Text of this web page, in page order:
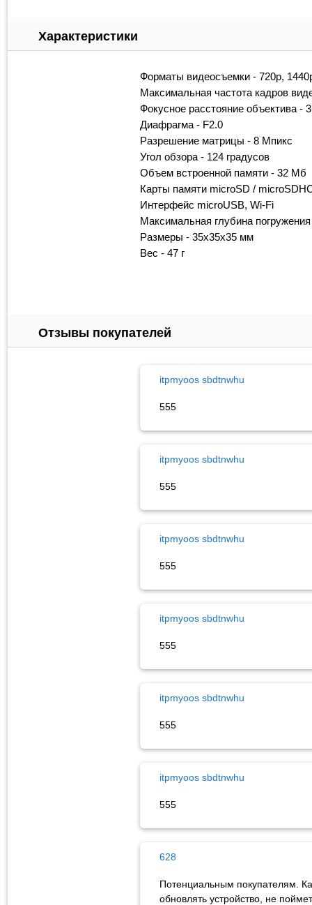
Характеристики
Форматы видеосъемки - 720p,
Максимальная частота кадров
Фокусное расстояние объектива -
Диафрагма - F2.0
Разрешение матрицы - 8 Мпикс
Угол обзора - 124 градусов
Объем встроенной памяти - 32 Мб
Карты памяти microSD /
Интерфейс microUSB, Wi-Fi
Максимальная глубина
Размеры - 35х35х35 мм
Вес - 47 г
Отзывы покупателей
itpmyoos sbdtnwhu
555
itpmyoos sbdtnwhu
555
itpmyoos sbdtnwhu
555
itpmyoos sbdtnwhu
555
itpmyoos sbdtnwhu
555
itpmyoos sbdtnwhu
555
628
Потенциальным покупателям.
обновлять устройство, не